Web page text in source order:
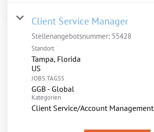
Client Service Manager
Stellenangebotsnummer: 55428
Standort
Tampa, Florida
JOBS.TAGS5
GGB - Global
Kategorien
Client Service/Account Management